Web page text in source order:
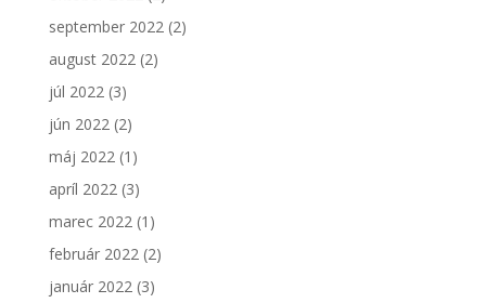
september 2022(2)
august 2022(2)
júl 2022(3)
jún 2022(2)
máj 2022(1)
apríl 2022(3)
marec 2022(1)
február 2022(2)
január 2022(3)